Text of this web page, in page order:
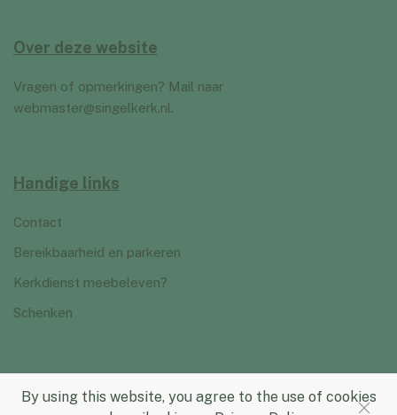
By using this website, you agree to the use of cookies
Over deze website
Vragen of opmerkingen? Mail naar
webmaster@singelkerk.nl.
Handige links
Contact
Bereikbaarheid en parkeren
Kerkdienst meebeleven?
Schenken